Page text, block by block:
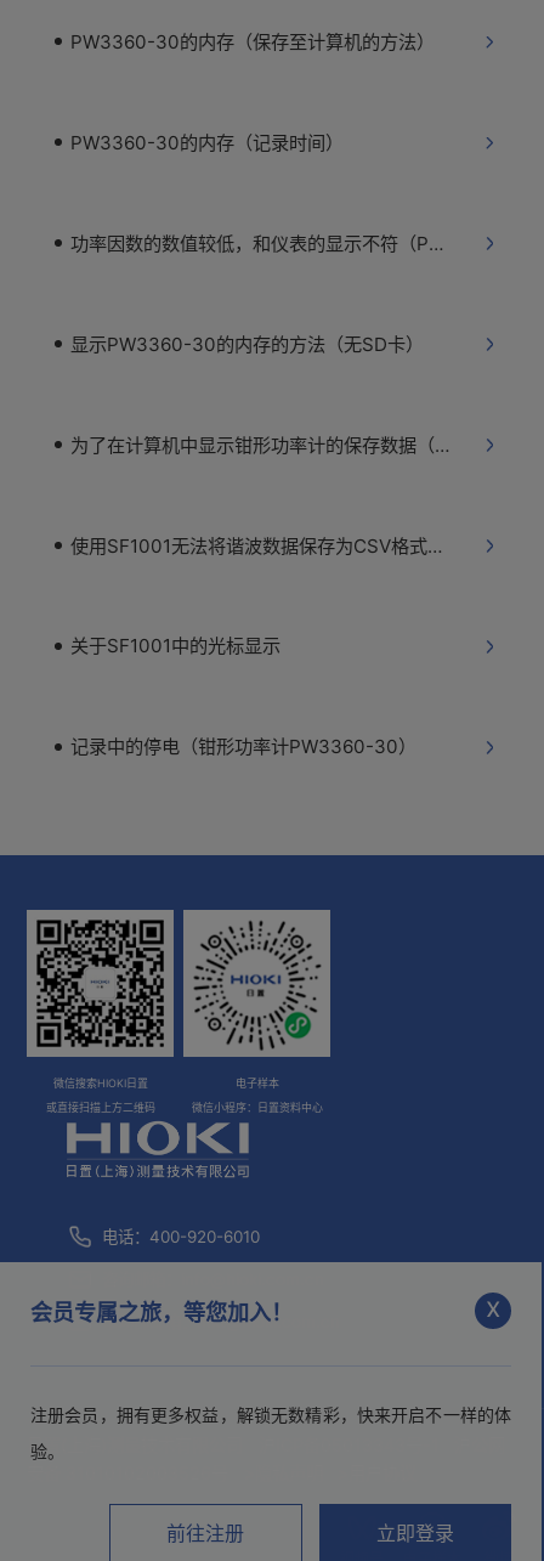
会员专属之旅，等您加入！ x
注册会员，拥有更多权益，解锁无数精彩，快来开启不一样的体
验。
前往注册 立即登录
PW3360-30的内存（保存至计算机的方法）
PW3360-30的内存（记录时间）
功率因数的数值较低，和仪表的显示不符（PW3360-30）
显示PW3360-30的内存的方法（无SD卡）
为了在计算机中显示钳形功率计的保存数据（PW3360-30/PW3365-30）
使用SF1001无法将谐波数据保存为CSV格式（PW3360-31）
关于SF1001中的光标显示
记录中的停电（钳形功率计PW3360-30）
微信搜索HIOKI日置
或直接扫描上方二维码
电子样本
微信小程序：日置资料中心
电话：400-920-6010
市场部邮箱：mkt@hioki.com.cn
日置(上海)测量技术有限公司